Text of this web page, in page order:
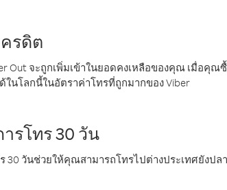
รดิต
Out จะถูกเพิ่มเข้าในยอดคงเหลือของคุณ เมื่อคุ
ในโลกนี้ในอัตราค่าโทรที่ถูกมากของ Viber
รโทร 30 วัน
30 วันช่วยให้คุณสามารถโทรไปต่างประเทศยังป